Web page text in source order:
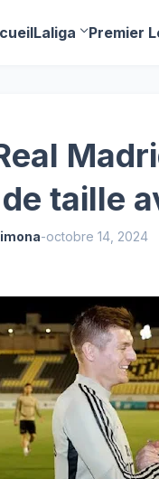
Laliga Premier
taille
-octobre 14, 2024